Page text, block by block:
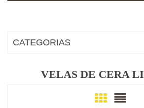
CATEGORIAS
VELAS DE CERA